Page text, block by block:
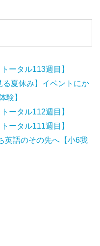
ータル113週目】
る夏休み】イベントにか
験】
ータル112週目】
ータル111週目】
英語のその先へ【小6我